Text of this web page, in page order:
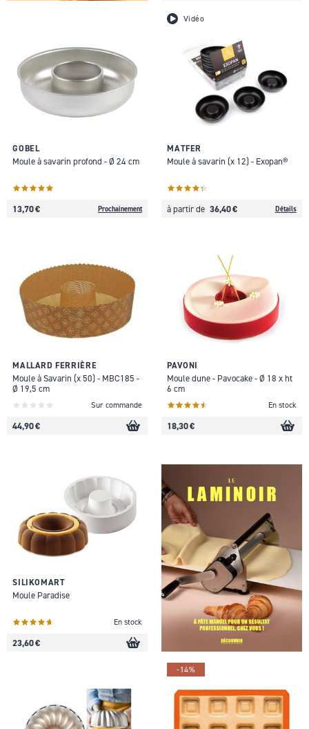
GOBEL
Moule à savarin profond - Ø 24 cm
13,70 € Prochainement
Vidéo
MATFER
Moule à savarin (x 12) - Exopan®
à partir de 36,40 € Détails
MALLARD FERRIÈRE
Moule à Savarin (x 50) - MBC185 -
Ø 19,5 cm
Sur commande
44,90 €
PAVONI
Moule dune - Pavocake - Ø 18 x ht
6 cm
En stock
18,30 €
SILIKOMART
Moule Paradise
En stock
23,60 €
-14%